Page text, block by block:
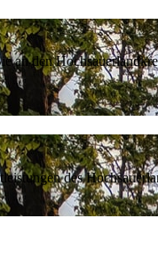
an den
des